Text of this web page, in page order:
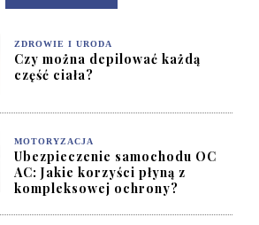
ZDROWIE I URODA
Czy można depilować każdą
część ciała?
MOTORYZACJA
Ubezpieczenie samochodu OC
AC: Jakie korzyści płyną z
kompleksowej ochrony?